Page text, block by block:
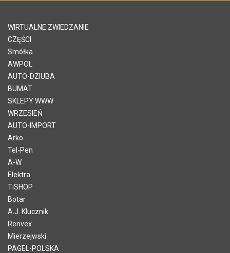
WIRTUALNE ZWIEDZANIE
CZĘŚCI
Smółka
AWPOL
AUTO-DZIUBA
BUMAT
SKLEPY WWW
WRZESIEŃ
AUTO-IMPORT
Arko
Tel-Pen
A-W
Elektra
TiSHOP
Botar
A.J. Klucznik
Renvex
Mierzejwski
PAGEL-POLSKA